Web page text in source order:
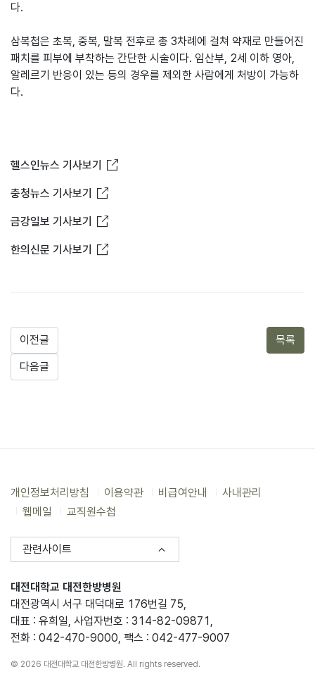
다.
삼복첩은 초복, 중복, 말복 전후로 총 3차례에 걸쳐 약재로 만들어진
패치를 피부에 부착하는 간단한 시술이다. 임산부, 2세 이하 영아,
알레르기 반응이 있는 등의 경우를 제외한 사람에게 처방이 가능하
다.
헬스인뉴스 기사보기 새창열림
충청뉴스 기사보기 새창열림
금강일보 기사보기 새창열림
한의신문 기사보기 새창열림
이전글
다음글
목록
개인정보처리방침 이용약관 비급여안내
사내관리
웹메일
교직원수첩
관련사이트
대전대학교 대전한방병원
대전광역시 서구 대덕대로 176번길 75,
대표 : 유희일, 사업자번호 : 314-82-09871,
전화 : 042-470-9000, 팩스 : 042-477-9007
© 2026 대전대학교 대전한방병원. All rights reserved.